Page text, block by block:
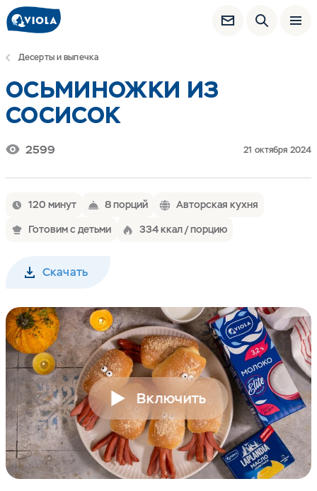
Десерты и выпечка
ОСЬМИНОЖКИ ИЗ
СОСИСОК
2599 21 октября 2024
120 минут 8 порций
Авторская кухня
Готовим с детьми
334 ккал / порцию
Скачать
Включить